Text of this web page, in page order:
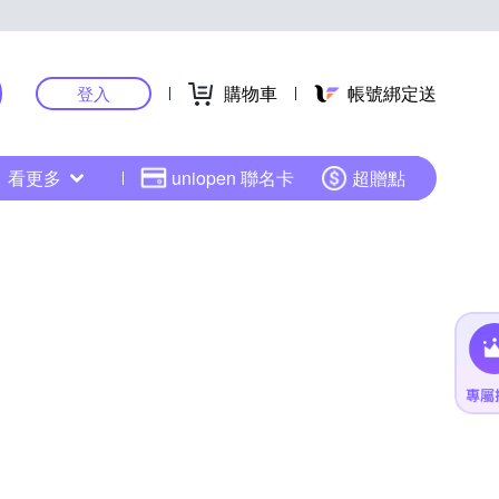
登入 購物車 帳號綁定送
看更多 uniopen 聯名卡 超贈點